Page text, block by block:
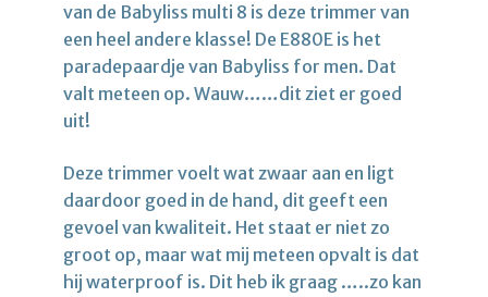
van de Babyliss multi 8 is deze trimmer van
een heel andere klasse! De E880E is het
paradepaardje van Babyliss for men. Dat
valt meteen op. Wauw……dit ziet er goed
uit!
Deze trimmer voelt wat zwaar aan en ligt
daardoor goed in de hand, dit geeft een
gevoel van kwaliteit. Het staat er niet zo
groot op, maar wat mij meteen opvalt is dat
hij waterproof is. Dit heb ik graag …..zo kan